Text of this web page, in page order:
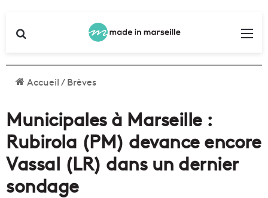
Accueil/Brèves
Municipales à Marseille :
Rubirola (PM) devance encore
Vassal (LR) dans un dernier
sondage